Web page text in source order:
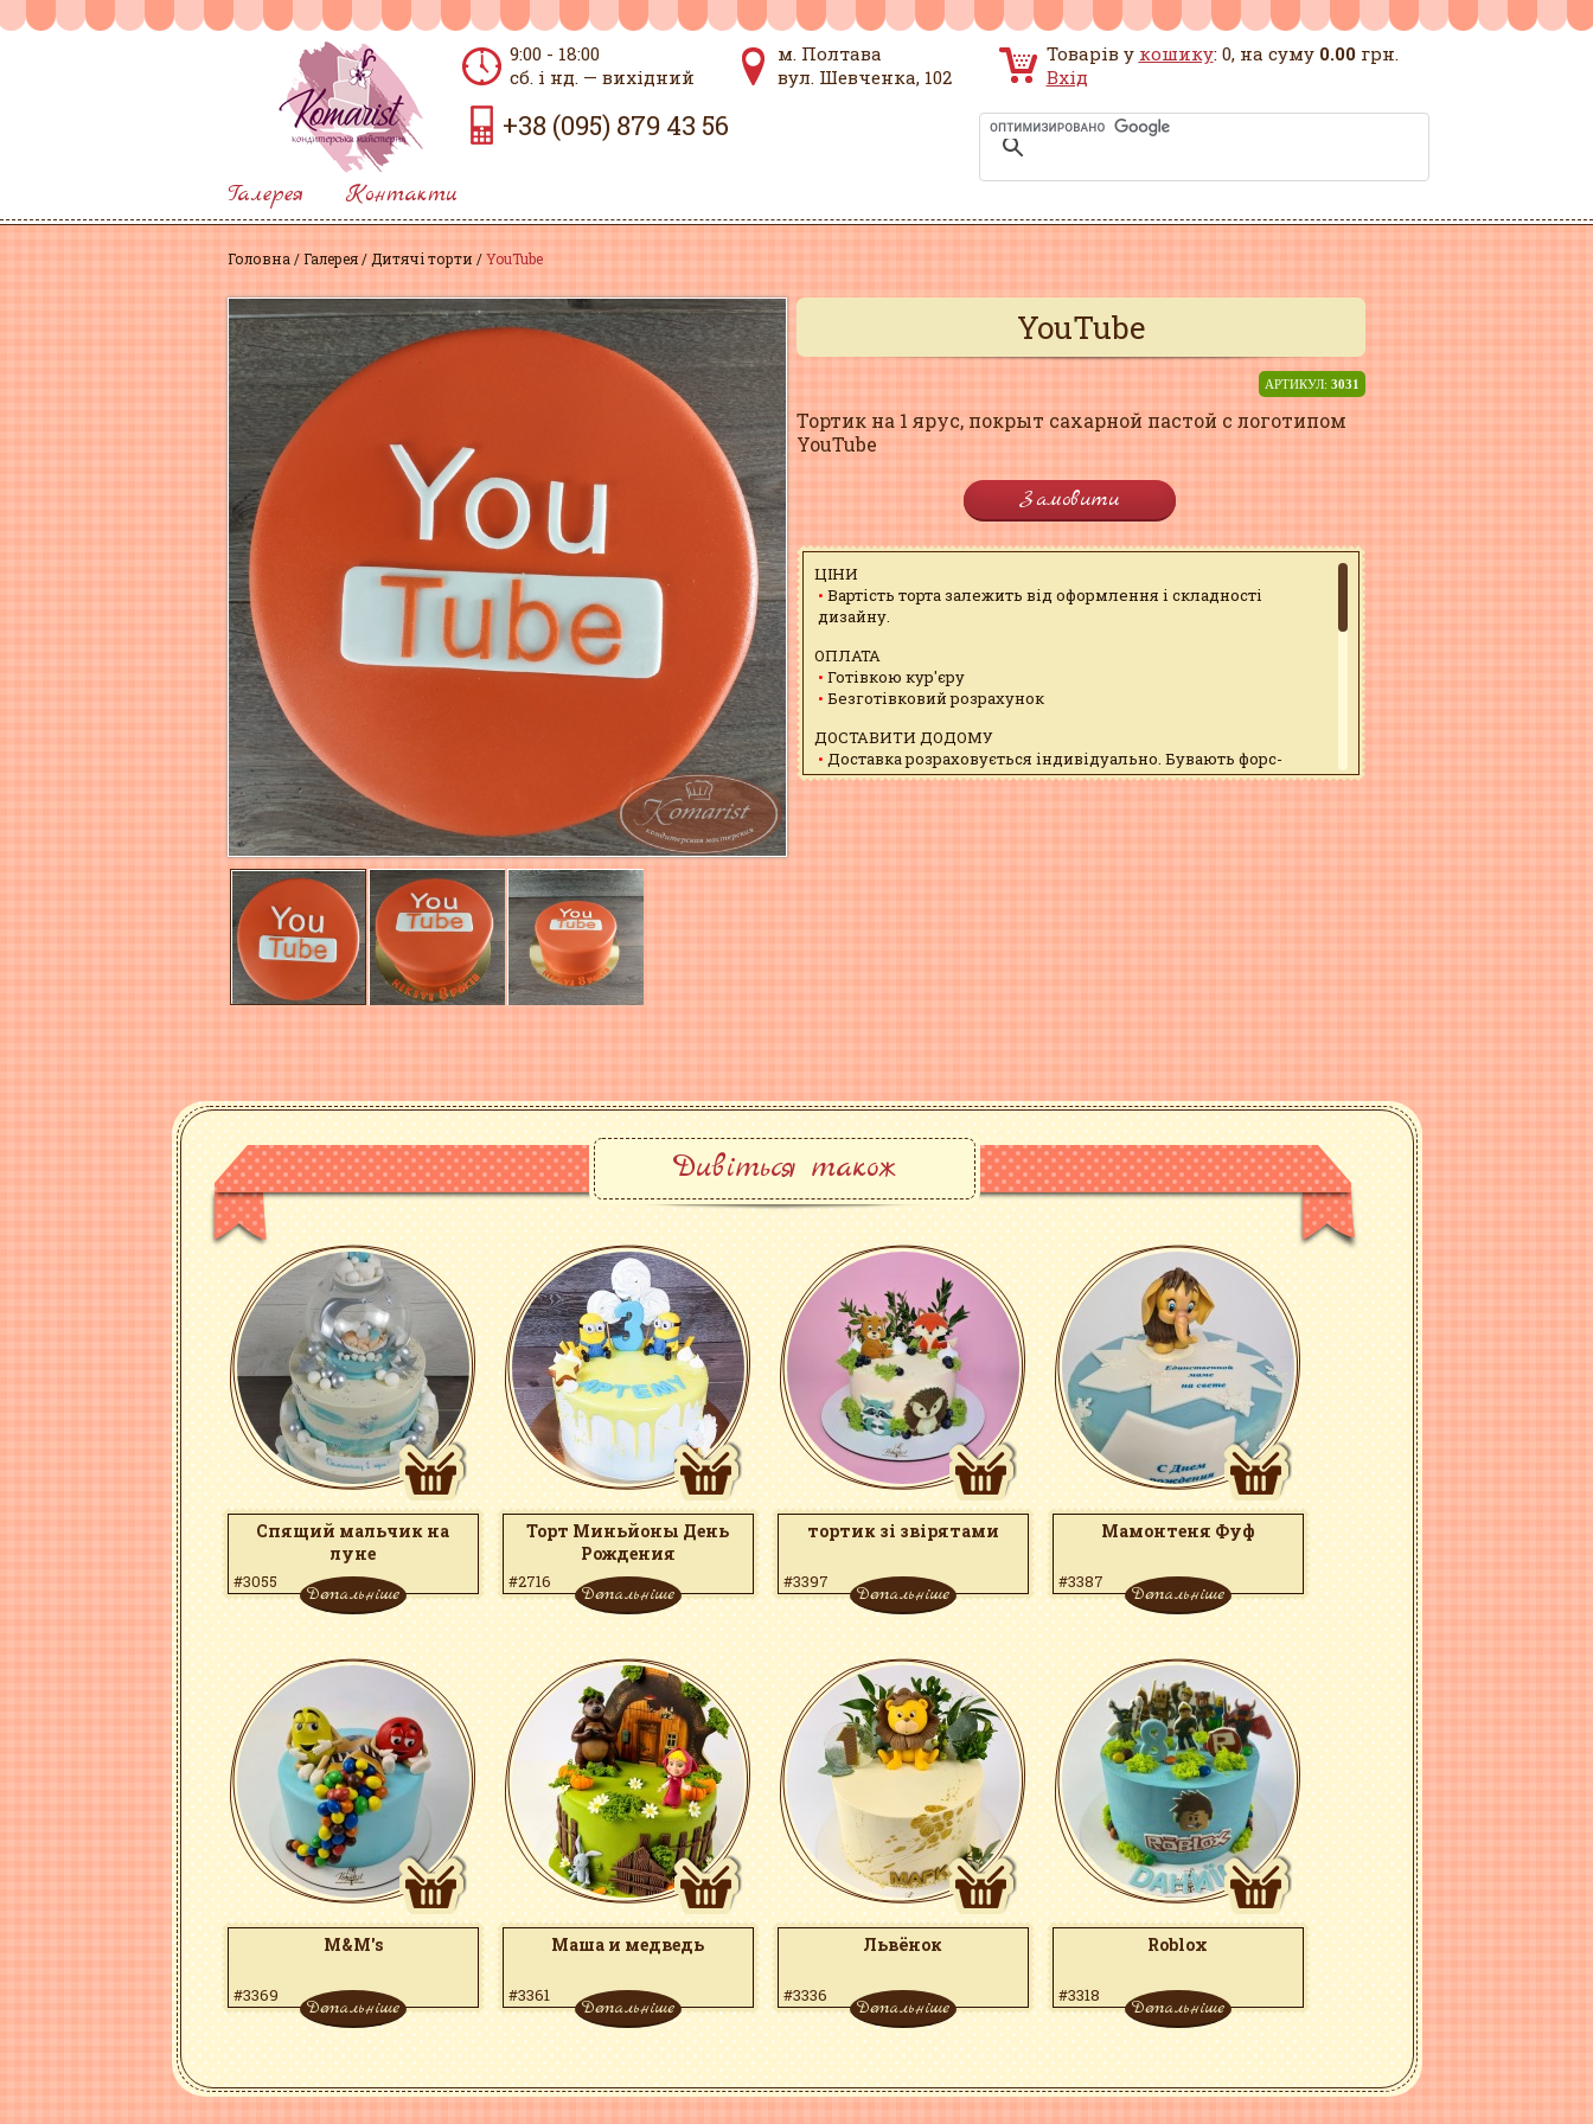
9:00 - 18:00
сб. і нд. — вихідний
м. Полтава
вул. Шевченка, 102
Товарів у кошику: 0, на суму 0.00грн.
Вхід
+38 (095) 879 43 56
Галерея Контакти
Головна Галерея Дитячі торти YouTube
YouTube
АРТИКУЛ: 3031
Тортик на 1 ярус, покрыт сахарной пастой с логотипом
YouTube
Замовити
ЦІНИ
Вартість торта залежить від оформлення і складності
дизайну.
ОПЛАТА
Готівкою кур'єру
Безготівковий розрахунок
ДОСТАВИТИ ДОДОМУ
Доставка розраховується індивідуально. Бувають форс-
мажори, і водій може запізнюватися
Телефонуйте +38(095)879-43-56 (Viber)
Пишітьinfo@tort.pl.ua
Заповнюйте формузворотного зв'язку
Дивіться також
Спящий мальчик на
луне
#3055
Детальніше
Торт Миньйоны День
Рождения
#2716
Детальніше
тортик зі звірятами
#3397
Детальніше
Мамонтеня Фуф
#3387
Детальніше
M&M's
#3369
Детальніше
Маша и медведь
#3361
Детальніше
Львёнок
#3336
Детальніше
Roblox
#3318
Детальніше